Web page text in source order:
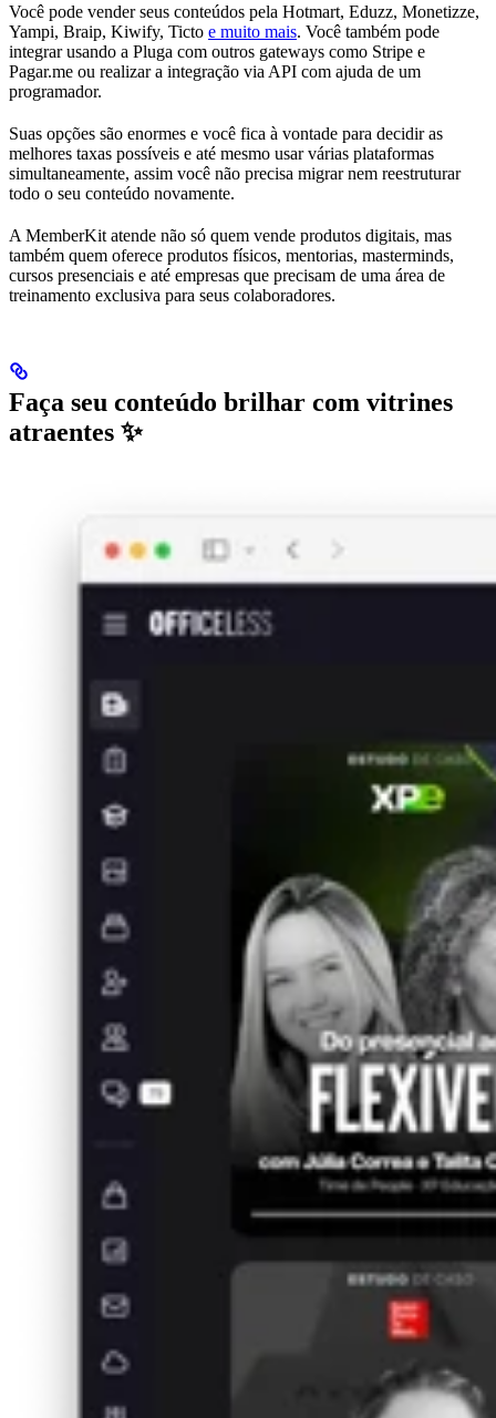
Você pode vender seus conteúdos pela Hotmart, Eduzz, Monetizze,
Yampi, Braip, Kiwify, Ticto e muito mais. Você também pode
integrar usando a Pluga com outros gateways como Stripe e
Pagar.me ou realizar a integração via API com ajuda de um
programador.
Suas opções são enormes e você fica à vontade para decidir as
melhores taxas possíveis e até mesmo usar várias plataformas
simultaneamente, assim você não precisa migrar nem reestruturar
todo o seu conteúdo novamente.
A MemberKit atende não só quem vende produtos digitais, mas
também quem oferece produtos físicos, mentorias, masterminds,
cursos presenciais e até empresas que precisam de uma área de
treinamento exclusiva para seus colaboradores.
Faça seu conteúdo brilhar com vitrines
atraentes ✨